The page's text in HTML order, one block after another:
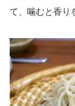
て、噛むと香り